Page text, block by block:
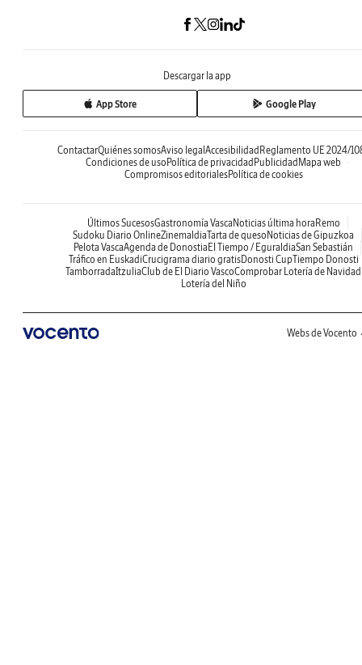
Descargar la app
App Store Google Play
ContactarQuiénes somosAviso legal Accesibilidad Reglamento UE 2024/
Condiciones de uso Política de privacidad Publicidad Mapa web
Compromisos editorialesPolítica de cookies
Últimos SucesosGastronomía Vasca Noticias última hora Remo
Sudoku Diario OnlineZinemaldiaTarta de queso Noticias de Gipuzkoa
Pelota VascaAgenda de Donostia El Tiempo / EguraldiaSan Sebastián
Tráfico en EuskadiCrucigrama diario gratisDonosti CupTiempo Donosti
TamborradaItzuliaClub de El Diario VascoComprobar Lotería de Navidad
Lotería del Niño
Webs de Vocento